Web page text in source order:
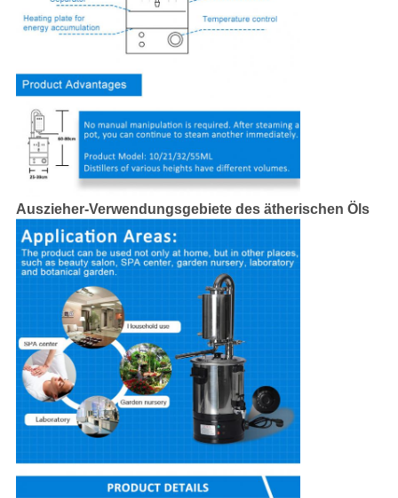
Auszieher-Verwendungsgebiete des ätherischen Öls